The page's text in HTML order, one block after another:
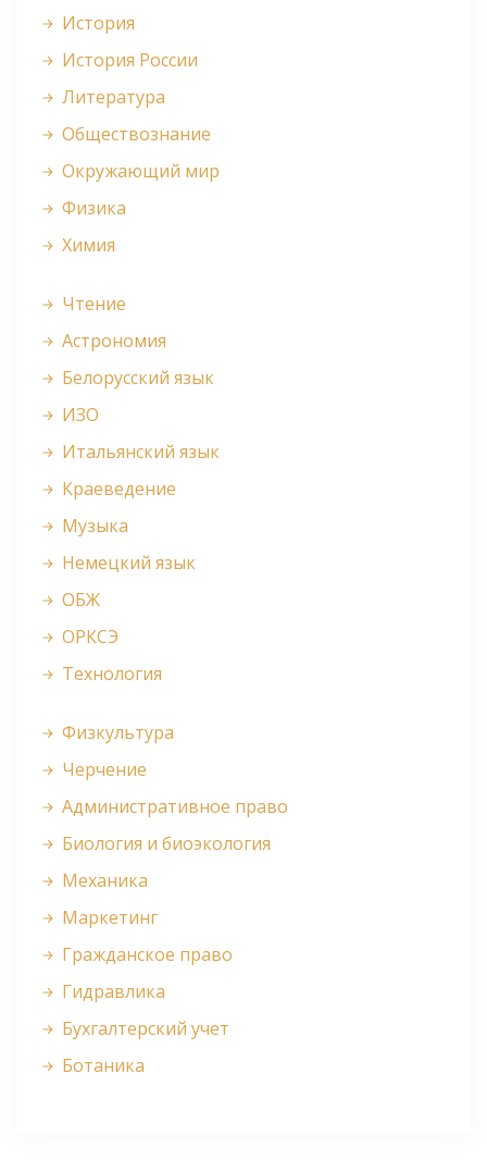
История
История России
Литература
Обществознание
Окружающий мир
Физика
Химия
Чтение
Астрономия
Белорусский язык
ИЗО
Итальянский язык
Краеведение
Музыка
Немецкий язык
ОБЖ
ОРКСЭ
Технология
Физкультура
Черчение
Административное право
Биология и биоэкология
Механика
Маркетинг
Гражданское право
Гидравлика
Бухгалтерский учет
Ботаника